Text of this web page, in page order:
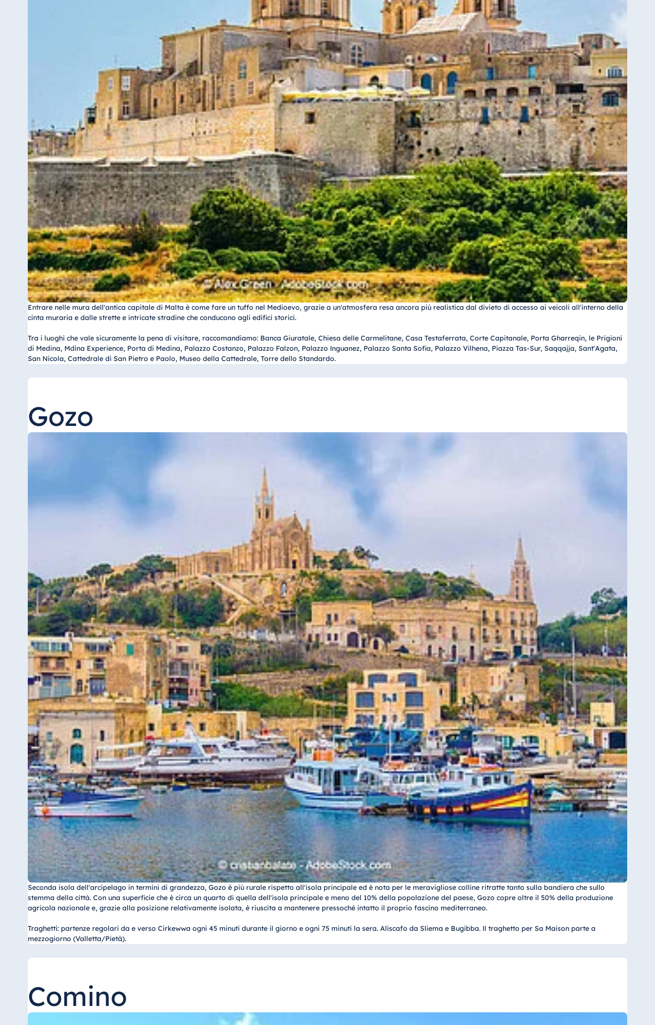
Albania
Hotel Plaza Tirana
Resort Marina Bay
Bulgaria
Hotel Paradise Blue Albena
Hotel Amelia
Cina
Hotel Taicang Garden
Hotel & Conference Center Taicang
Italia
Resort Calabria
Malta
Mauritius
Entrare nelle mura dell'antica capitale di Malta è come fare un tuffo nel Medioevo, grazie a un'atmosfera resa ancora più realistica dal divieto di accesso ai veicoli all'interno della
cinta muraria e dalle strette e intricate stradine che conducono agli edifici storici.
Tra i luoghi che vale sicuramente la pena di visitare, raccomandiamo: Banca Giuratale, Chiesa delle Carmelitane, Casa Testaferrata, Corte Capitanale, Porta Gharreqin, le Prigioni
di Medina, Mdina Experience, Porta di Medina, Palazzo Costanzo, Palazzo Falzon, Palazzo Inguanez, Palazzo Santa Sofia, Palazzo Vilhena, Piazza Tas-Sur, Saqqajja, Sant'Agata,
San Nicola, Cattedrale di San Pietro e Paolo, Museo della Cattedrale, Torre dello Standardo.
Gozo
Seconda isola dell'arcipelago in termini di grandezza, Gozo è più rurale rispetto all'isola principale ed è nota per le meravigliose colline ritratte tanto sulla bandiera che sullo
stemma della città. Con una superficie che è circa un quarto di quella dell'isola principale e meno del 10% della popolazione del paese, Gozo copre oltre il 50% della produzione
agricola nazionale e, grazie alla posizione relativamente isolata, è riuscita a mantenere pressoché intatto il proprio fascino mediterraneo.
Traghetti: partenze regolari da e verso Cirkewwa ogni 45 minuti durante il giorno e ogni 75 minuti la sera. Aliscafo da Sliema e Bugibba. Il traghetto per Sa Maison parte a
mezzogiorno (Valletta/Pietà).
Comino